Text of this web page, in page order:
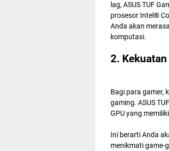
lag, ASUS TUF
prosesor Intel®
Anda akan
komputasi.
2.
Bagi para gamer,
gaming. ASUS
GPU yang
Ini berarti Anda
menikmati game-